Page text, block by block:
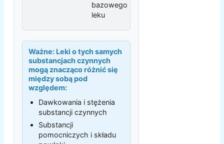
bazowego
leku
Ważne: Leki o tych samych
substancjach czynnych
mogą znacząco różnić się
między sobą pod
względem:
Dawkowania i stężenia
substancji czynnych
Substancji
pomocniczych i składu